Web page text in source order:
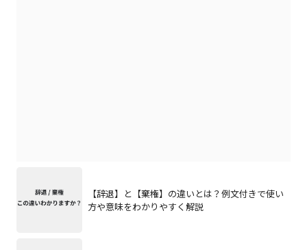
【辞退】と【棄権】の違いとは？例文付きで使い
方や意味をわかりやすく解説